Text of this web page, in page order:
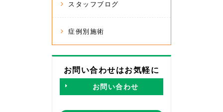
スタッフブログ
症例別施術
お問い合わせはお気軽に
お問い合わせ